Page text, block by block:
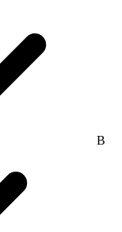
В